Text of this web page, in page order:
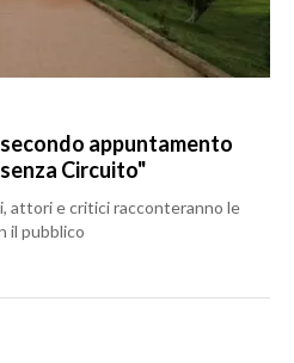
appuntamento
Circuito"
attori e critici racconteranno le
il pubblico